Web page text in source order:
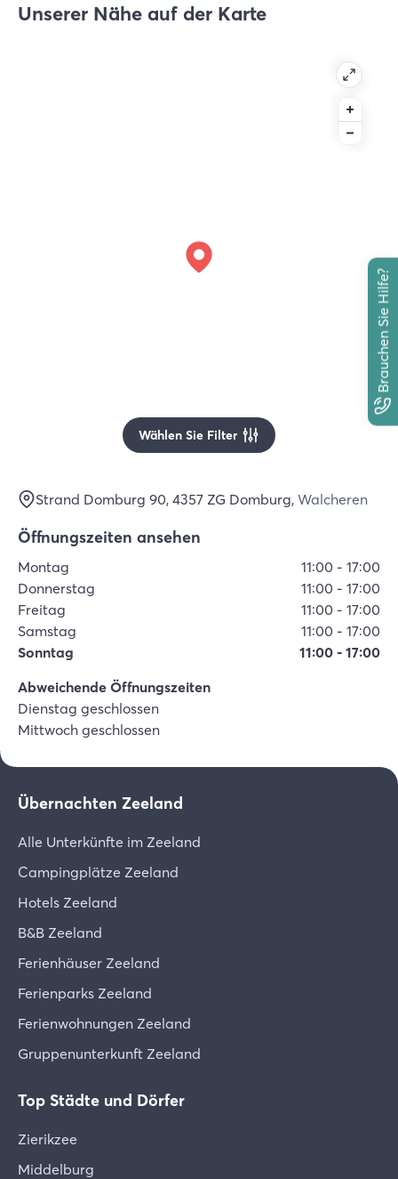
Brauchen Sie Hilfe?
Unserer Nähe auf der Karte
Wählen Sie Filter
Strand Domburg 90, 4357 ZG Domburg, Walcheren
Öffnungszeiten ansehen
Montag 11:00 - 17:00
Donnerstag
11:00 - 17:00
Freitag
11:00 - 17:00
Samstag
11:00 - 17:00
Sonntag
11:00 - 17:00
Abweichende Öffnungszeiten
Dienstag geschlossen
Mittwoch geschlossen
Übernachten Zeeland
Alle Unterkünfte im Zeeland
Campingplätze Zeeland
Hotels Zeeland
B&B Zeeland
Ferienhäuser Zeeland
Ferienparks Zeeland
Ferienwohnungen Zeeland
Gruppenunterkunft Zeeland
Top Städte und Dörfer
Zierikzee
Middelburg